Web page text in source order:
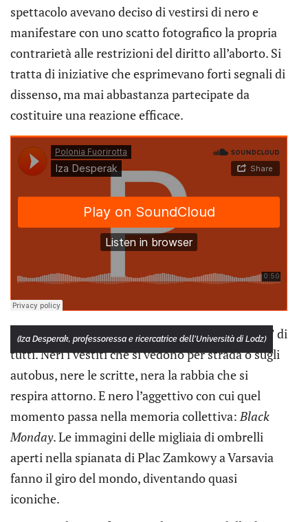
spettacolo avevano deciso di vestirsi di nero e
manifestare con uno scatto fotografico la propria
contrarietà alle restrizioni del diritto all’aborto. Si
tratta di iniziative che esprimevano forti segnali di
dissenso, ma mai abbastanza partecipate da
costituire una reazione efficace.
(Iza Desperak, professoressa e ricercatrice dell’Università di Lodz)
Lunedì 3 ottobre 2016 però è il “giorno più nero” di
tutti. Neri i vestiti che si vedono per strada o sugli
autobus, nere le scritte, nera la rabbia che si
respira attorno. E nero l’aggettivo con cui quel
momento passa nella memoria collettiva:Black
Monday. Le immagini delle migliaia di ombrelli
aperti nella spianata di Plac Zamkowy a Varsavia
fanno il giro del mondo, diventando quasi
iconiche.